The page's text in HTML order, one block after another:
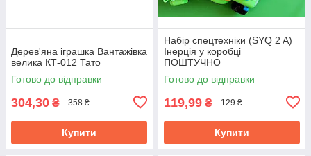
Дерев'яна іграшка Вантажівка
велика КТ-012 Тато
Готово до відправки
304,30 ₴ 358 ₴
Купити
Набір спецтехніки (SYQ 2 A)
Інерція у коробці
ПОШТУЧНО
Готово до відправки
119,99 ₴ 129 ₴
Купити